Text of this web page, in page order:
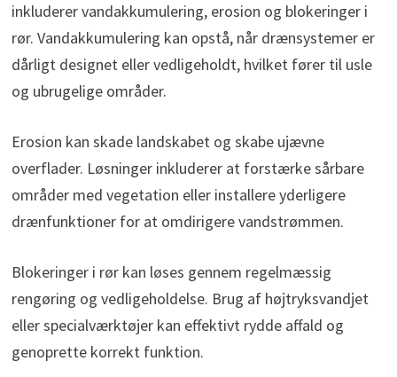
inkluderer vandakkumulering, erosion og blokeringer i
rør. Vandakkumulering kan opstå, når drænsystemer er
dårligt designet eller vedligeholdt, hvilket fører til usle
og ubrugelige områder.
Erosion kan skade landskabet og skabe ujævne
overflader. Løsninger inkluderer at forstærke sårbare
områder med vegetation eller installere yderligere
drænfunktioner for at omdirigere vandstrømmen.
Blokeringer i rør kan løses gennem regelmæssig
rengøring og vedligeholdelse. Brug af højtryksvandjet
eller specialværktøjer kan effektivt rydde affald og
genoprette korrekt funktion.